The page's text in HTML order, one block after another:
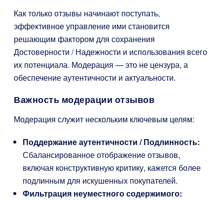
Как только отзывы начинают поступать,
эффективное управление ими становится
решающим фактором для сохранения
Достоверности / Надежности и использования всего
их потенциала. Модерация — это не цензура, а
обеспечение аутентичности и актуальности.
Важность модерации отзывов
Модерация служит нескольким ключевым целям:
Поддержание аутентичности / Подлинность:
Сбалансированное отображение отзывов,
включая конструктивную критику, кажется более
подлинным для искушенных покупателей.
Фильтрация неуместного содержимого: